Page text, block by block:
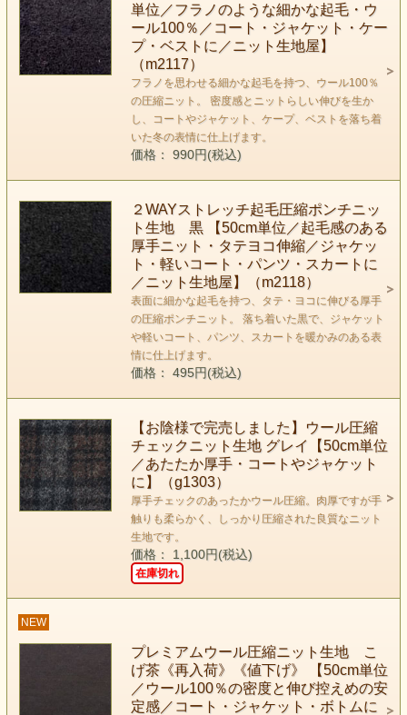
単位／フラノのような細かな起毛・ウ
ール100％／コート・ジャケット・ケー
プ・ベストに／ニット生地屋】
（m2117）
フラノを思わせる細かな起毛を持つ、ウール100％
の圧縮ニット。 密度感とニットらしい伸びを生か
し、コートやジャケット、ケープ、ベストを落ち着
いた冬の表情に仕上げます。
価格： 990円(税込)
２WAYストレッチ起毛圧縮ポンチニッ
ト生地 黒 【50cm単位／起毛感のある
厚手ニット・タテヨコ伸縮／ジャケッ
ト・軽いコート・パンツ・スカートに
／ニット生地屋】（m2118）
表面に細かな起毛を持つ、タテ・ヨコに伸びる厚手
の圧縮ポンチニット。 落ち着いた黒で、ジャケット
や軽いコート、パンツ、スカートを暖かみのある表
情に仕上げます。
価格： 495円(税込)
【お陰様で完売しました】ウール圧縮
チェックニット生地 グレイ【50cm単位
／あたたか厚手・コートやジャケット
に】（g1303）
厚手チェックのあったかウール圧縮。肉厚ですが手
触りも柔らかく、しっかり圧縮された良質なニット
生地です。
価格： 1,100円(税込)
在庫切れ
NEW
プレミアムウール圧縮ニット生地 こ
げ茶《再入荷》《値下げ》 【50cm単位
／ウール100％の密度と伸び控えめの安
定感／コート・ジャケット・ボトムに